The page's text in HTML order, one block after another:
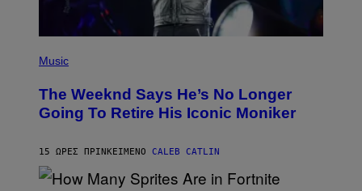
T
Y
M
A
G
)
P
O
B
E
D
R
Music
The Weeknd Says He’s No Longer
Going To Retire His Iconic Moniker
15 ΏΡΕΣ ΠΡΙΝ ΚΕΊΜΕΝΟ CALEB CATLIN